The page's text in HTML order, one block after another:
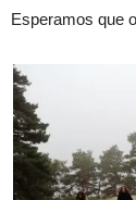
Esperamos que